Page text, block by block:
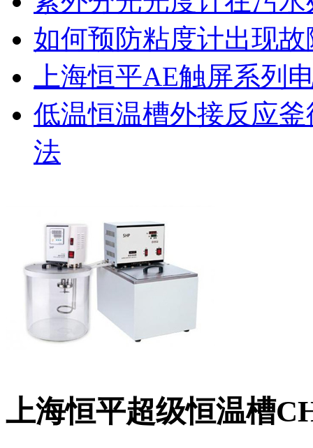
如何预防粘度计出现故
上海恒平AE触屏系列
低温恒温槽外接反应
法
上海恒平超级恒温槽